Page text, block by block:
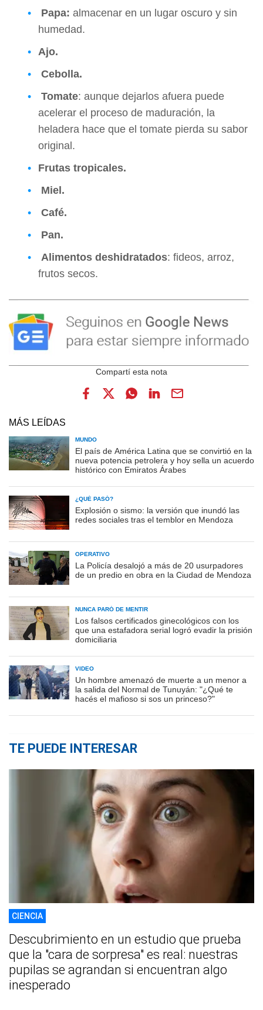
Papa: almacenar en un lugar oscuro y sin
humedad.
Ajo.
Cebolla.
Tomate: aunque dejarlos afuera puede
acelerar el proceso de maduración, la
heladera hace que el tomate pierda su sabor
original.
Frutas tropicales.
Miel.
Café.
Pan.
Alimentos deshidratados: fideos, arroz,
frutos secos.
MÁS LEÍDAS
MUNDO
El país de América Latina que se convirtió en la
nueva potencia petrolera y hoy sella un acuerdo
histórico con Emiratos Árabes
¿QUÉ PASÓ?
Explosión o sismo: la versión que inundó las
redes sociales tras el temblor en Mendoza
OPERATIVO
La Policía desalojó a más de 20 usurpadores
de un predio en obra en la Ciudad de Mendoza
NUNCA PARÓ DE MENTIR
Los falsos certificados ginecológicos con los
que una estafadora serial logró evadir la prisión
domiciliaria
VIDEO
Un hombre amenazó de muerte a un menor a
la salida del Normal de Tunuyán: "¿Qué te
hacés el mafioso si sos un princeso?"
TE PUEDE INTERESAR
CIENCIA
Descubrimiento en un estudio que prueba
que la "cara de sorpresa" es real: nuestras
pupilas se agrandan si encuentran algo
inesperado